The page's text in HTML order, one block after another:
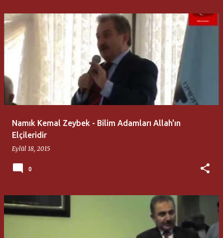
Namık Kemal Zeybek - Bilim Adamları Allah'ın
Elçileridir
Eylül 18, 2015
0